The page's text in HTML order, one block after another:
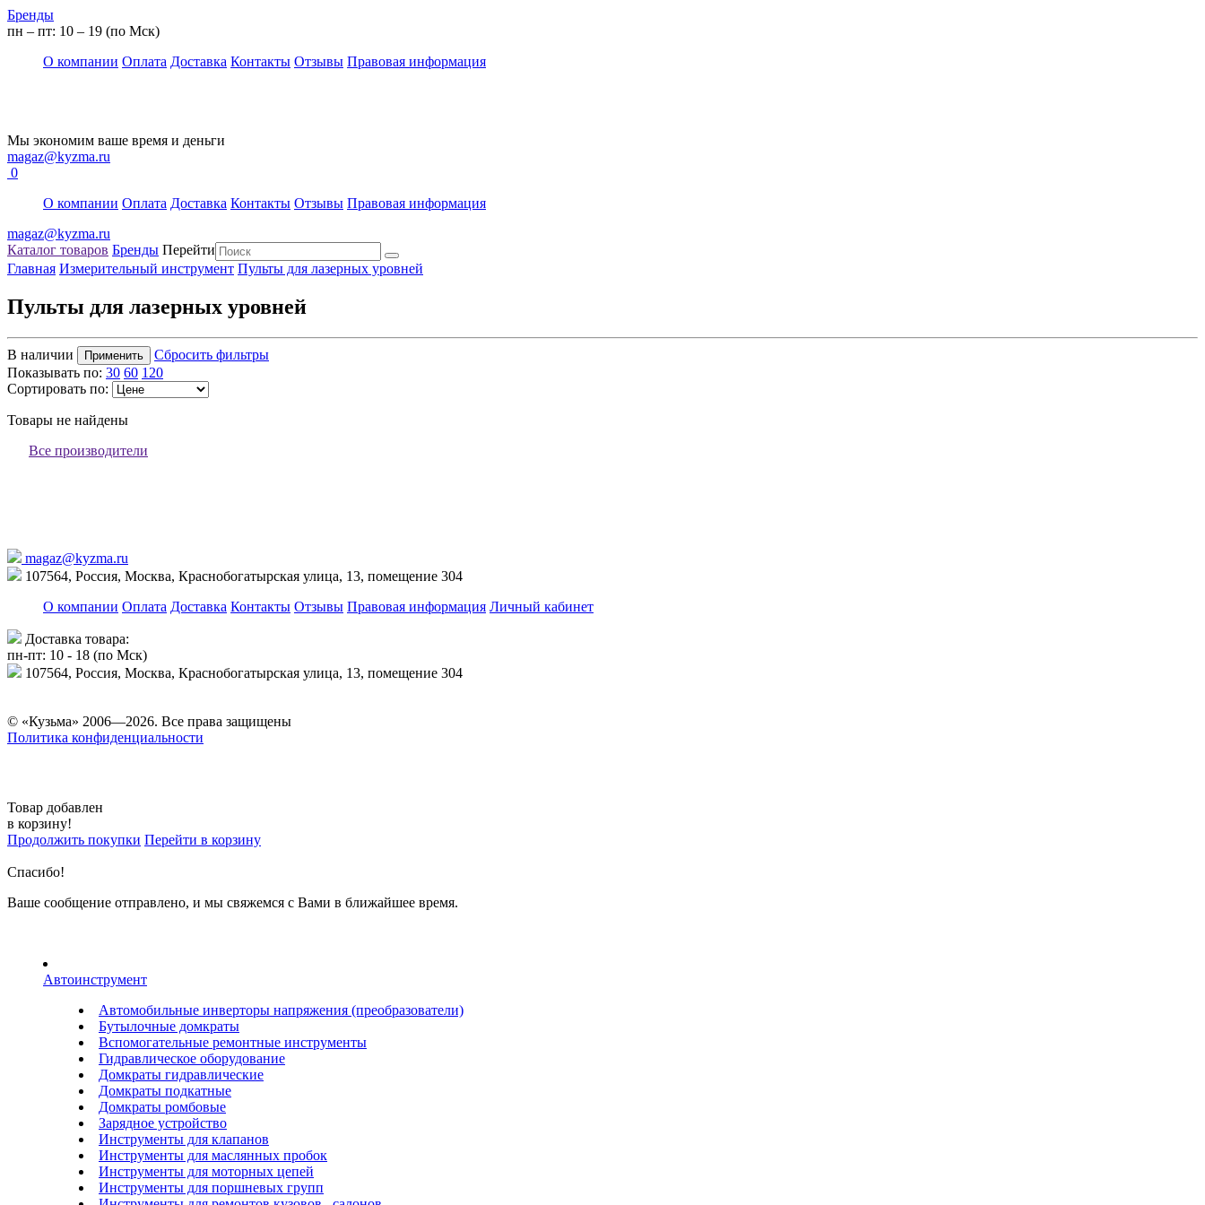
Бренды
пн – пт: 10 – 19 (по Мск)
О компании Оплата Доставка Контакты Отзывы Правовая информация
Мы экономим ваше время и деньги
magaz@kyzma.ru
0
О компании Оплата Доставка Контакты Отзывы Правовая информация
magaz@kyzma.ru
Каталог товаров Бренды Перейти
Главная Измерительный инструмент Пульты для лазерных уровней
Пульты для лазерных уровней
В наличии Применить
Сбросить фильтры
Показывать по: 30 60 120
Сортировать по:
Товары не найдены
Все производители
magaz@kyzma.ru
107564, Россия, Москва, Краснобогатырская улица, 13, помещение 304
О компании Оплата Доставка Контакты Отзывы Правовая информация Личный кабинет
Доставка товара:
пн-пт: 10 - 18 (по Мск)
107564, Россия, Москва, Краснобогатырская улица, 13, помещение 304
© «Кузьма» 2006—2026. Все права защищены
Политика конфиденциальности
Товар добавлен
в корзину!
Продолжить покупки Перейти в корзину
Спасибо!
Ваше сообщение отправлено, и мы свяжемся с Вами в ближайшее время.
Автоинструмент
Автомобильные инверторы напряжения (преобразователи)
Бутылочные домкраты
Вспомогательные ремонтные инструменты
Гидравлическое оборудование
Домкраты гидравлические
Домкраты подкатные
Домкраты ромбовые
Зарядное устройство
Инструменты для клапанов
Инструменты для маслянных пробок
Инструменты для моторных цепей
Инструменты для поршневых групп